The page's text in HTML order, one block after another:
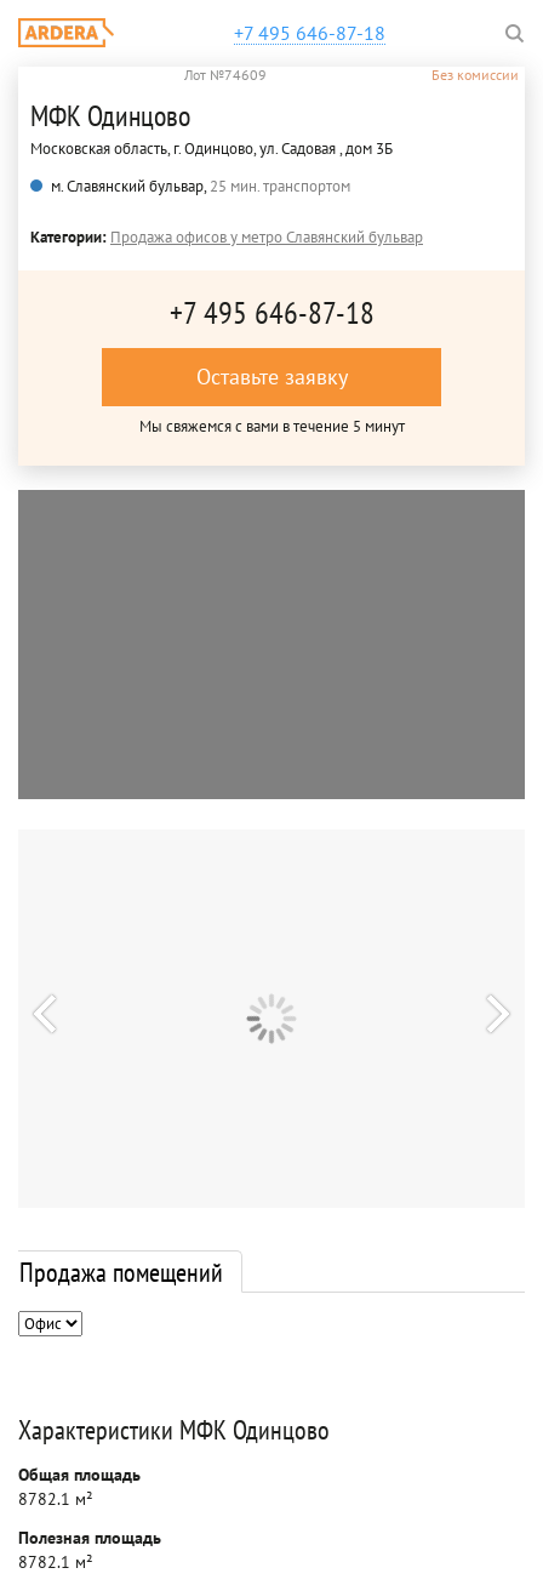
+7 495 646-87-18
Лот №74609 Без комиссии
МФК Одинцово
Московская область, г. Одинцово, ул. Садовая , дом 3Б
м. Славянский бульвар,25 мин. транспортом
Категории: Продажа офисов у метро Славянский бульвар
+7 495 646-87-18
Оставьте заявку
Мы свяжемся с вами в течение 5 минут
Продажа помещений
Характеристики МФК Одинцово
Общая площадь
8782.1 м²
Полезная площадь
8782.1 м²